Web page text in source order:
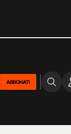
ABBONATI